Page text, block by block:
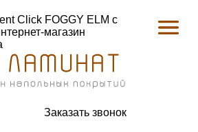
Click FOGGY ELM с
магазин
Заказать звонок